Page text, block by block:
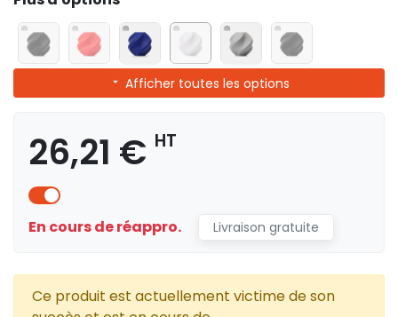
Afficher toutes les options
26,21 € HT
En cours de réappro. Livraison gratuite
Ce produit est actuellement victime de son